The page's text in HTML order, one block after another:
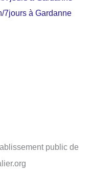
7jours à Gardanne
public de